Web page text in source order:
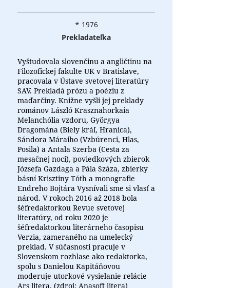
* 1976
Prekladateľka
Vyštudovala slovenčinu a angličtinu na
Filozofickej fakulte UK v Bratislave,
pracovala v Ústave svetovej literatúry
SAV. Prekladá prózu a poéziu z
maďarčiny. Knižne vyšli jej preklady
románov László Krasznahorkaia
Melanchólia vzdoru, Györgya
Dragomána (Biely kráľ, Hranica),
Sándora Máraiho (Vzbúrenci, Hlas,
Posila) a Antala Szerba (Cesta za
mesačnej noci), poviedkových zbierok
Józsefa Gazdaga a Pála Száza, zbierky
básní Krisztiny Tóth a monografie
Endreho Bojtára Vysnívali sme si vlasť a
národ. V rokoch 2016 až 2018 bola
šéfredaktorkou Revue svetovej
literatúry, od roku 2020 je
šéfredaktorkou literárneho časopisu
Verzia, zameraného na umelecký
preklad. V súčasnosti pracuje v
Slovenskom rozhlase ako redaktorka,
spolu s Danielou Kapitáňovou
moderuje utorkové vysielanie relácie
Ars litera. (zdroj: Anasoft litera)